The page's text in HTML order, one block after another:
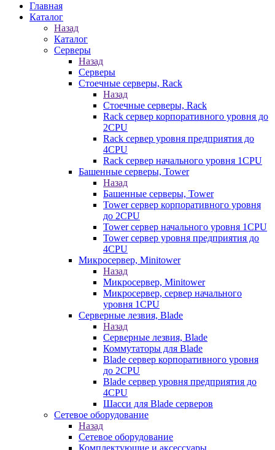
Главная
Каталог
Назад
Каталог
Серверы
Назад
Серверы
Стоечные серверы, Rack
Назад
Стоечные серверы, Rack
Rack сервер корпоративного уровня до
2CPU
Rack сервер уровня предприятия до
4CPU
Rack сервер начального уровня 1CPU
Башенные серверы, Tower
Назад
Башенные серверы, Tower
Tower сервер корпоративного уровня
до 2CPU
Tower сервер начального уровня 1CPU
Tower сервер уровня предприятия до
4CPU
Микросервер, Minitower
Назад
Микросервер, Minitower
Микросервер, сервер начального
уровня 1CPU
Серверные лезвия, Blade
Назад
Серверные лезвия, Blade
Коммутаторы для Blade
Blade сервер корпоративного уровня
до 2CPU
Blade сервер уровня предприятия до
4CPU
Шасси для Blade серверов
Сетевое оборудование
Назад
Сетевое оборудование
Комплектующие и аксессуары